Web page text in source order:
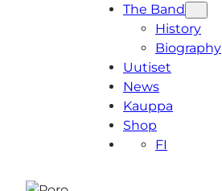
The Band
History
Biography
Uutiset
News
Kauppa
Shop
FI